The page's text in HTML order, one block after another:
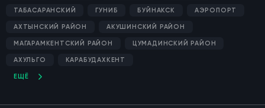
ТАБАСАРАНСКИЙ ГУНИБ БУЙНАКСК АЭРОПОРТ
АХТЫНСКИЙ РАЙОН АКУШИНСКИЙ РАЙОН
МАГАРАМКЕНТСКИЙ РАЙОН ЦУМАДИНСКИЙ РАЙОН
АХУЛЬГО КАРАБУДАХКЕНТ
ЕЩЁ